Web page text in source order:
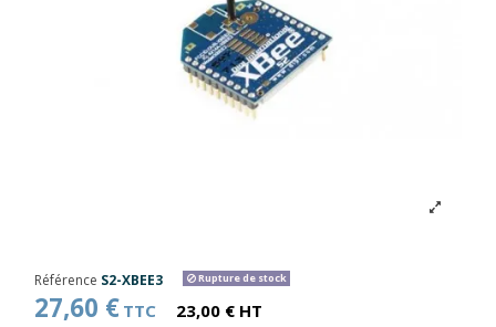
Référence S2-XBEE3 Rupture de stock
27,60 € TTC 23,00 € HT